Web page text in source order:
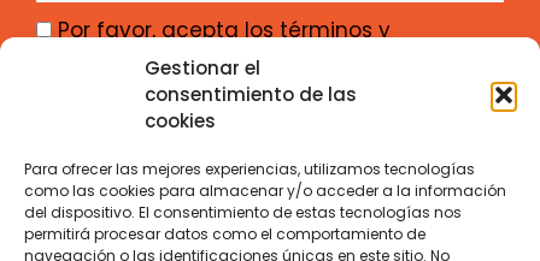
Gestionar el
consentimiento de las
cookies
Para ofrecer las mejores experiencias, utilizamos tecnologías
como las cookies para almacenar y/o acceder a la información
del dispositivo. El consentimiento de estas tecnologías nos
permitirá procesar datos como el comportamiento de
navegación o las identificaciones únicas en este sitio. No
Por favor, acepta los términos y
condiciones
Gabinete de Iniciativas Transfronterizas –